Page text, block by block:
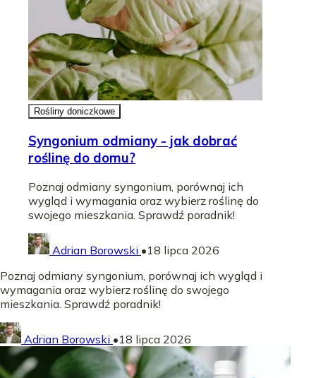
Rośliny doniczkowe
Syngonium odmiany - jak dobrać
roślinę do domu?
Poznaj odmiany syngonium, porównaj ich
wygląd i wymagania oraz wybierz roślinę do
swojego mieszkania. Sprawdź poradnik!
Adrian Borowski •18 lipca 2026
Poznaj odmiany syngonium, porównaj ich wygląd i
wymagania oraz wybierz roślinę do swojego
mieszkania. Sprawdź poradnik!
Adrian Borowski •18 lipca 2026